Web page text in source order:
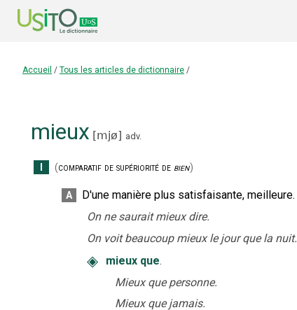
Accueil / Tous les articles de dictionnaire /
mieux [mjø] adv.
(comparatif de supériorité de bien)
A
D'une manière plus satisfaisante, meilleure.
On ne saurait mieux dire.
On voit beaucoup mieux le jour que la nuit.
◈ mieux que.
Mieux que personne.
Mieux que jamais.